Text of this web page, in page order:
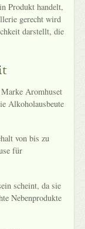
Produkt handelt,
gerecht wird
darstellt, die
Aromhuset
Alkoholausbeute
von bis zu
für
scheint, da sie
Nebenprodukte